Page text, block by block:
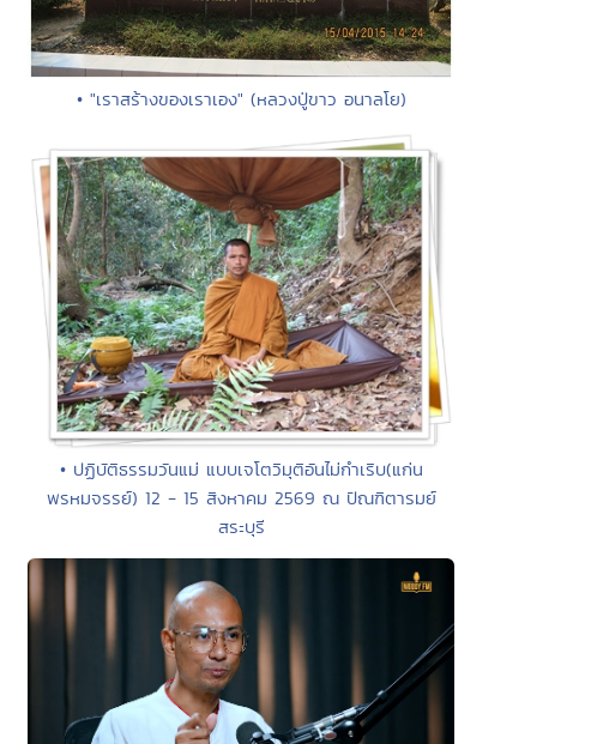
• "เราสร้างของเราเอง" (หลวงปู่ขาว อนาลโย)
• ปฏิบัติธรรมวันแม่ แบบเจโตวิมุติอันไม่กำเริบ(แก่น
พรหมจรรย์) 12 - 15 สิงหาคม 2569 ณ ปัณฑิตารมย์
สระบุรี